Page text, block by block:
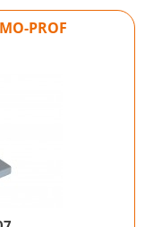
PROF